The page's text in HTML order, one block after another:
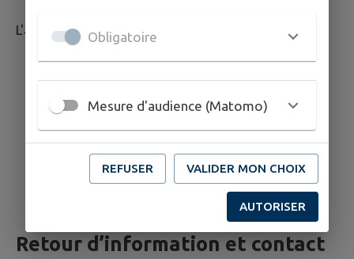
L'audit a porté sur un échantillon de 8 pages.
P 01 :Accueil;
P 02 :Mentions légales;
P 03 :
Plan du site;
P 05 :Commerces;
Actualités;
Rechercher;
Retour d’information et contact
Obligatoire
Mesure d'audience (Matomo)
REFUSER VALIDER MON CHOIX
AUTORISER